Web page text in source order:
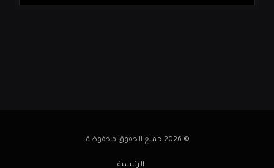
© 2026 جميع الحقوق محفوظة.
الرئيسية